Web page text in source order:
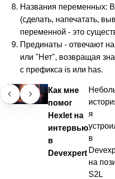
Названия переменных: В
(сделать, напечатать,
переменной - это
Прединаты - отвечают
или "Нет", возвращая
с префикса is или has.
Как мне
помог
Hexlet на
интервью
в
Devexpert
я
в
на
S2L